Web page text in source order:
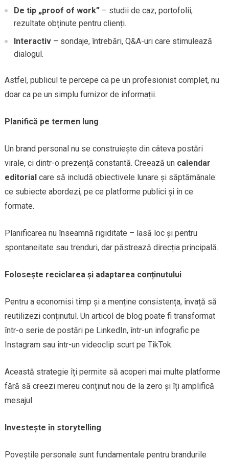
De tip „proof of work”– studii de caz, portofolii,
rezultate obținute pentru clienți.
Interactiv– sondaje, întrebări, Q&A-uri care stimulează
dialogul.
Astfel, publicul te percepe ca pe un profesionist complet, nu
doar ca pe un simplu furnizor de informații.
Planifică pe termen lung
Un brand personal nu se construiește din câteva postări
virale, ci dintr-o prezență constantă. Creează un calendar
editorialcare să includă obiectivele lunare și săptămânale:
ce subiecte abordezi, pe ce platforme publici și în ce
formate.
Planificarea nu înseamnă rigiditate – lasă loc și pentru
spontaneitate sau trenduri, dar păstrează direcția principală.
Folosește reciclarea și adaptarea conținutului
Pentru a economisi timp și a menține consistența, învață să
reutilizezi conținutul. Un articol de blog poate fi transformat
într-o serie de postări pe LinkedIn, într-un infografic pe
Instagram sau într-un videoclip scurt pe TikTok.
Această strategie îți permite să acoperi mai multe platforme
fără să creezi mereu conținut nou de la zero și îți amplifică
mesajul.
Investește în storytelling
Poveștile personale sunt fundamentale pentru brandurile